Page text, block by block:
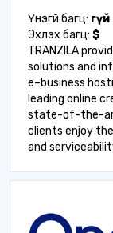
Үнэгүй багц: Үгүй
Эхлэх багц: $
TRANZILA
solutions and
e–business
leading online
state-of-the-art
clients enjoy
and